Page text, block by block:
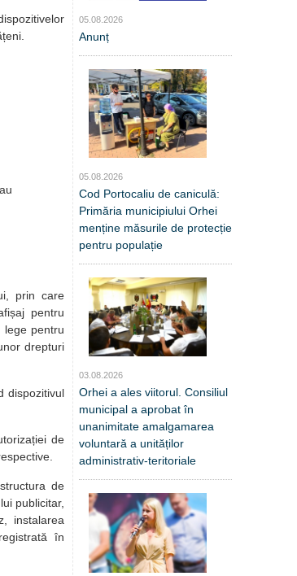
prin care
pentru
lege pentru
drepturi
dispozitivul
de
de
publicitar,
instalarea
în
05.08.2026
Anunț
05.08.2026
Cod Portocaliu de caniculă:
Primăria municipiului Orhei
menține măsurile de protecție
pentru populație
03.08.2026
Orhei a ales viitorul. Consiliul
municipal a aprobat în
unanimitate amalgamarea
voluntară a unităților
administrativ-teritoriale